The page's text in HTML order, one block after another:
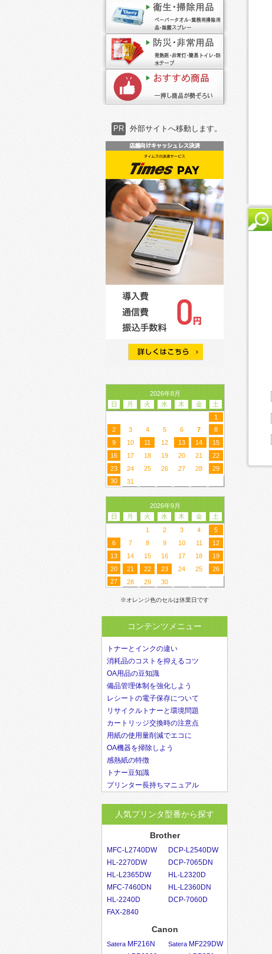
PR 外部サイトへ移動します。
2026年8月
日
月 火 水 木 金
土
1
2
3 4 5 6 7
8
9
10 11 12 13 14
15
16
17 18 19 20 21
22
23
24 25 26 27 28
29
30
31
2026年9月
日
月 火 水 木 金
土
1
2 3 4
5
6
7 8 9 10 11
12
13
14 15 16 17 18
19
20
21 22 23 24 25
26
27
28 29 30
※オレンジ色のセルは休業日です
コンテンツメニュー
トナーとインクの違い
消耗品のコストを抑えるコツ
OA用品の豆知識
備品管理体制を強化しよう
レシートの電子保存について
リサイクルトナーと環境問題
カートリッジ交換時の注意点
用紙の使用量削減でエコに
OA機器を掃除しよう
感熱紙の特徴
トナー豆知識
プリンター長持ちマニュアル
人気プリンタ型番から探す
Brother
MFC-L2740DW
DCP-L2540DW
HL-2270DW
DCP-7065DN
HL-L2365DW
HL-L2320D
MFC-7460DN
HL-L2360DN
HL-2240D
DCP-7060D
FAX-2840
Canon
Satera MF216N Satera MF229DW